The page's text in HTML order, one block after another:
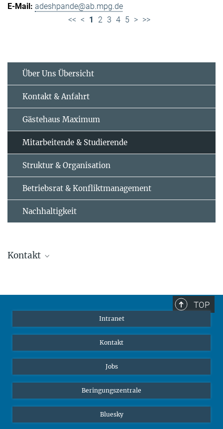
adeshpande@ab.mpg.de
<< < 1 2 3 4 5 > >>
Über Uns Übersicht
Kontakt & Anfahrt
Gästehaus Maximum
Mitarbeitende & Studierende
Struktur & Organisation
Betriebsrat & Konfliktmanagement
Nachhaltigkeit
Kontakt
TOP
Intranet
Kontakt
Jobs
Beringungszentrale
Bluesky